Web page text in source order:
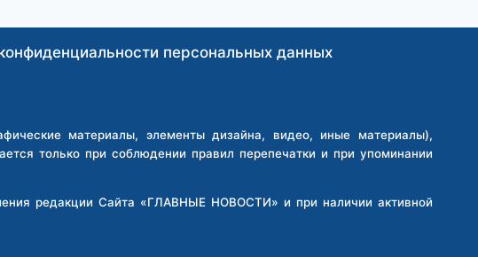
персональных данных
материалы, элементы дизайна, видео, иные материалы),
только при соблюдении правил перепечатки и при упоминании
редакции Сайта «ГЛАВНЫЕ НОВОСТИ» и при наличии активной